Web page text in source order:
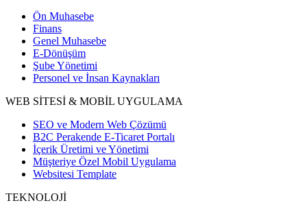
Ön Muhasebe
Finans
Genel Muhasebe
E-Dönüşüm
Şube Yönetimi
Personel ve İnsan Kaynakları
WEB SİTESİ & MOBİL UYGULAMA
SEO ve Modern Web Çözümü
B2C Perakende E-Ticaret Portalı
İçerik Üretimi ve Yönetimi
Müşteriye Özel Mobil Uygulama
Websitesi Template
TEKNOLOJİ